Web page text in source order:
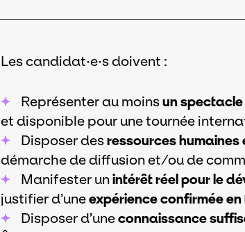
Les candidat·e·s doivent :
Représenter au moinsun
et disponible pour une tournée
Disposer desressources humaines
démarche de diffusion et/ou de
Manifester unintérêt réel pour le
justifier d’uneexpérience confirmée
Disposer d’uneconnaissance